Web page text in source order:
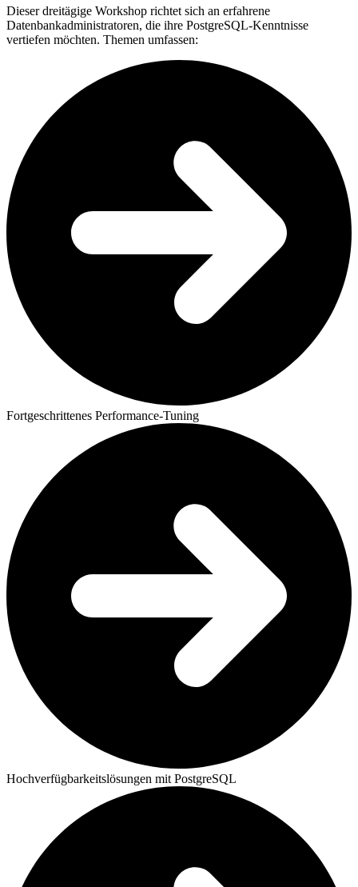
Dieser dreitägige Workshop richtet sich an erfahrene
Datenbankadministratoren, die ihre PostgreSQL-Kenntnisse
vertiefen möchten. Themen umfassen:
Fortgeschrittenes Performance-Tuning
Hochverfügbarkeitslösungen mit PostgreSQL